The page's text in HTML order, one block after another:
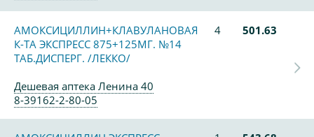
АМОКСИЦИЛЛИН+КЛАВУЛАНОВАЯ
К-ТА ЭКСПРЕСС 875+125МГ. №14
ТАБ.ДИСПЕРГ. /ЛЕККО/
4 501.63
Дешевая аптека Ленина 40
8-39162-2-80-05